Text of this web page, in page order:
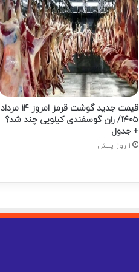
قیمت جدید گوشت قرمز امروز ۱۴ مرداد
۱۴۰۵/ ران گوسفندی کیلویی چند شد؟
+ جدول
1 روز پیش